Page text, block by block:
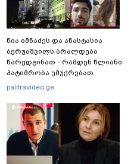
ნია იმნაძეს და ანასტასია
ბერუაშვილს ბრალდება
წარედგინათ - რამდენ წლიანი
პატიმრობა ემუქრებათ
არასრულწლოვნებს?
palitravideo.ge